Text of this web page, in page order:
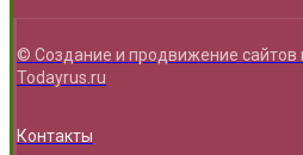
© Создание и продвижение сайтов
Todayrus.ru
Контакты